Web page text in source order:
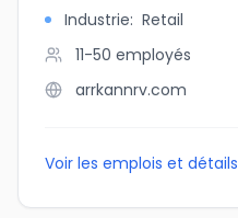
Industrie: Retail
11-50 employés
arrkannrv.com
Voir les emplois et détails